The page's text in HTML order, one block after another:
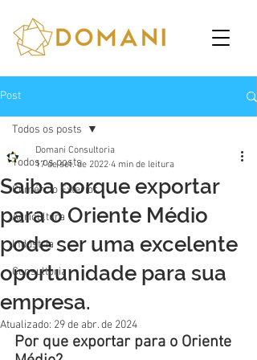
Post
Todos os posts
Comércio Exterior
Agricultura
Indústria
Consultoria
Todos os posts
Saiba porque exportar
para o Oriente Médio
pode ser uma excelente
oportunidade para sua
empresa.
Domani Consultoria
17 de set. de 2022 4 min de leitura
Atualizado: 29 de abr. de 2024
Por que exportar para o Oriente